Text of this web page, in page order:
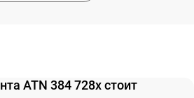
ATN 384 728x стоит